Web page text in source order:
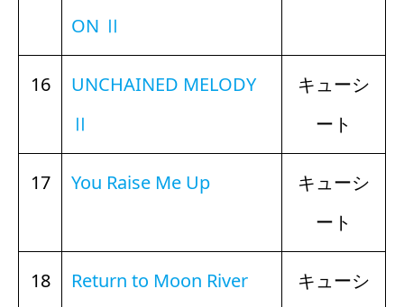
ON Ⅱ
16
UNCHAINED MELODY
Ⅱ
キューシ
ート
17 You Raise Me Up
キューシ
ート
18 Return to Moon River
キューシ